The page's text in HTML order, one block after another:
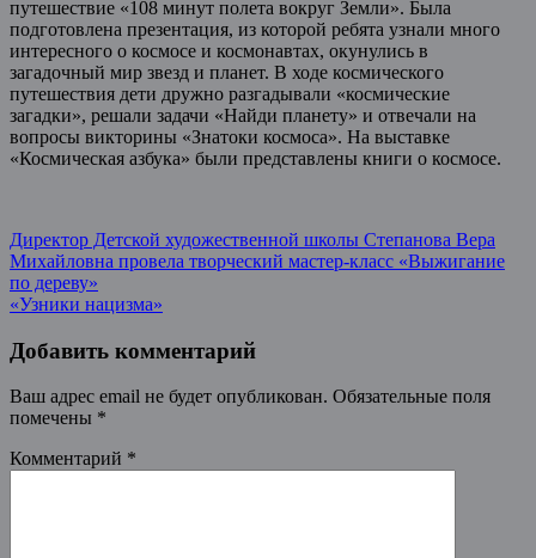
путешествие «108 минут полета вокруг Земли». Была
подготовлена презентация, из которой ребята узнали много
интересного о космосе и космонавтах, окунулись в
загадочный мир звезд и планет. В ходе космического
путешествия дети дружно разгадывали «космические
загадки», решали задачи «Найди планету» и отвечали на
вопросы викторины «Знатоки космоса». На выставке
«Космическая азбука» были представлены книги о космосе.
Post
navigation
Директор Детской художественной школы Степанова Вера
Михайловна провела творческий мастер-класс «Выжигание
по дереву»
«Узники нацизма»
Добавить комментарий
Ваш адрес email не будет опубликован. Обязательные поля
помечены *
Комментарий *